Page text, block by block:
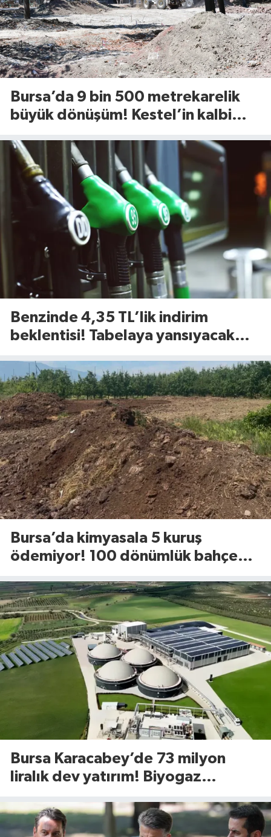
Bursa’da 9 bin 500 metrekarelik
büyük dönüşüm! Kestel’in kalbi
Benzinde 4,35 TL’lik indirim
beklentisi! Tabelaya yansıyacak
Bursa’da kimyasala 5 kuruş
ödemiyor! 100 dönümlük bahçede
Bursa Karacabey’de 73 milyon
liralık dev yatırım! Biyogaz
yükseliyor